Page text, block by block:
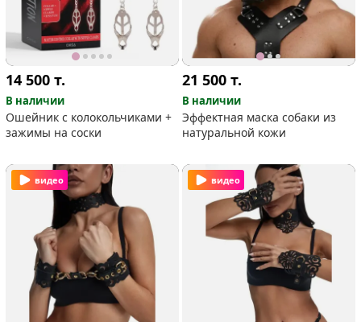
14 500т.
В наличии
Ошейник с колокольчиками +
зажимы на соски
21 500т.
В наличии
Эффектная маска собаки из
натуральной кожи
видео видео